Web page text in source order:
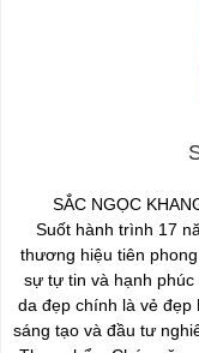
SẮC NGỌC
Suốt hành trình 17
thương hiệu tiên
sự tự tin và hạnh phúc
da đẹp chính là vẻ đẹp
sáng tạo và đầu tư